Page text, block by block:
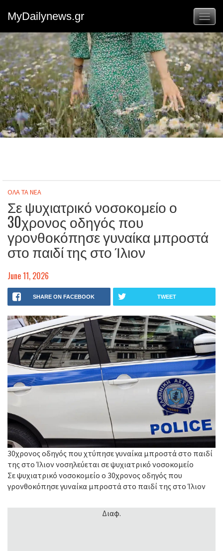
MyDailynews.gr
ΟΛΑ ΤΑ ΝΕΑ
Σε ψυχιατρικό νοσοκομείο ο
30χρονος οδηγός που
γρονθοκόπησε γυναίκα μπροστά
στο παιδί της στο Ίλιον
June 11, 2026
SHARE ON FACEBOOK TWEET
30χρονος οδηγός που χτύπησε γυναίκα μπροστά στο παιδί
της στο Ίλιον νοσηλεύεται σε ψυχιατρικό νοσοκομείο
Σε ψυχιατρικό νοσοκομείο ο 30χρονος οδηγός που
γρονθοκόπησε γυναίκα μπροστά στο παιδί της στο Ίλιον
Διαφ.